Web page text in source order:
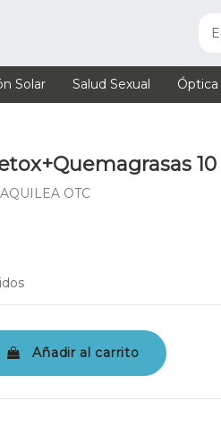
Solar Salud Sexual Óptica
OTC
Añadir al carrito